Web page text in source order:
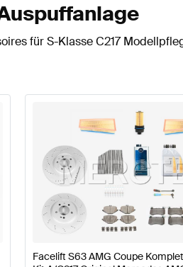
für S-Klasse C217
Motor & Auspuffanlage AMG
Facelift S63 AMG Coupe